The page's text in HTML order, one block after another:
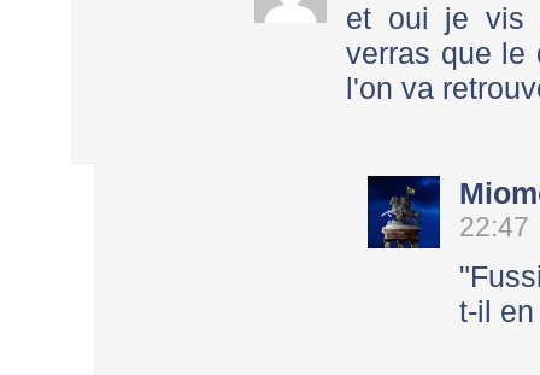
et oui je vis
verras que le
l'on va
22:47
t-il